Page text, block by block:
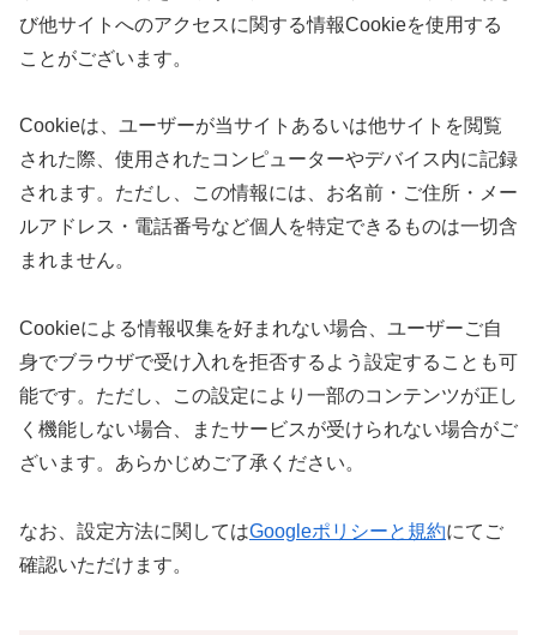
び他サイトへのアクセスに関する情報Cookieを使用する
ことがございます。
Cookieは、ユーザーが当サイトあるいは他サイトを閲覧
された際、使用されたコンピューターやデバイス内に記録
されます。ただし、この情報には、お名前・ご住所・メー
ルアドレス・電話番号など個人を特定できるものは一切含
まれません。
Cookieによる情報収集を好まれない場合、ユーザーご自
身でブラウザで受け入れを拒否するよう設定することも可
能です。ただし、この設定により一部のコンテンツが正し
く機能しない場合、またサービスが受けられない場合がご
ざいます。あらかじめご了承ください。
なお、設定方法に関してはGoogleポリシーと規約にてご
確認いただけます。